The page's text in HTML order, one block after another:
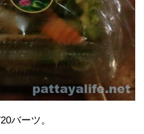
バーツ。